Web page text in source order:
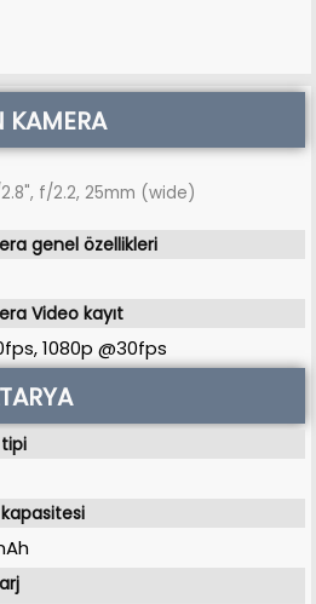
KAMERA
2.8", f/2.2, 25mm (wide)
genel özellikleri
Video kayıt
1080p @30fps